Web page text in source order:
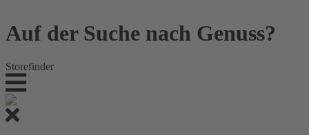
Auf der Suche nach Genuss?
Storefinder